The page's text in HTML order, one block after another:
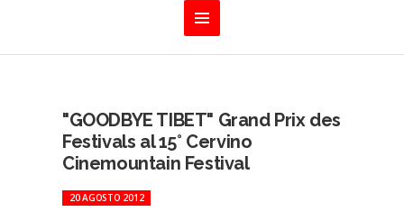
"GOODBYE TIBET" Grand Prix des
Festivals al 15° Cervino
Cinemountain Festival
20 AGOSTO 2012